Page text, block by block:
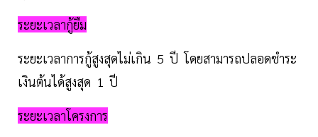
ระยะเวลากู้ยืม
ระยะเวลาการกู้สูงสุดไม่เกิน 5 ปี โดยสามารถปลอดชำระ
เงินต้นได้สูงสุด 1 ปี
ระยะเวลาโครงการ